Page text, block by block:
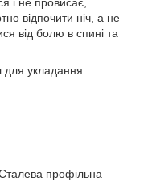
відпочити ніч, а не
від болю в спині та
для укладання
профільна